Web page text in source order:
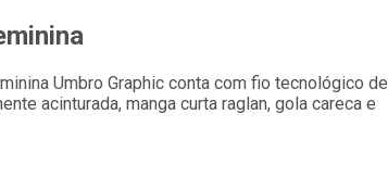
Umbro Graphic conta com fio tecnológico de
acinturada, manga curta raglan, gola careca e